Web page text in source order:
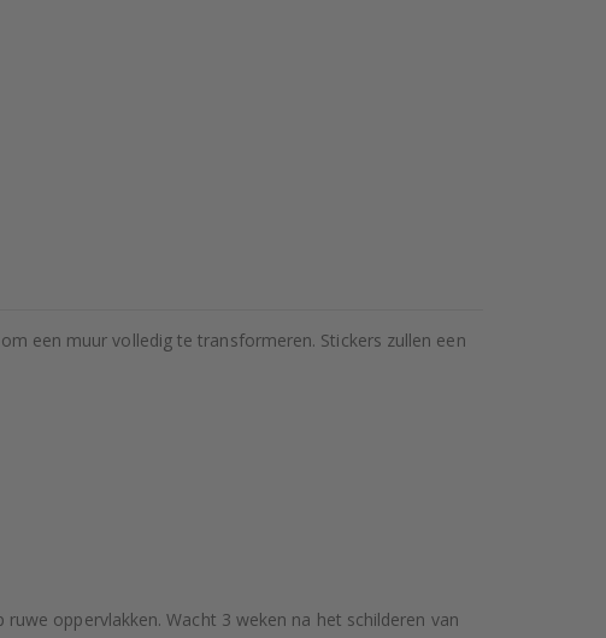
een muur volledig te transformeren. Stickers zullen een
oppervlakken. Wacht 3 weken na het schilderen van